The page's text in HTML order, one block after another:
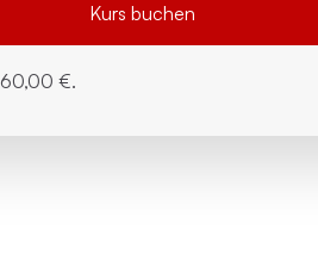
Kurs buchen
€.